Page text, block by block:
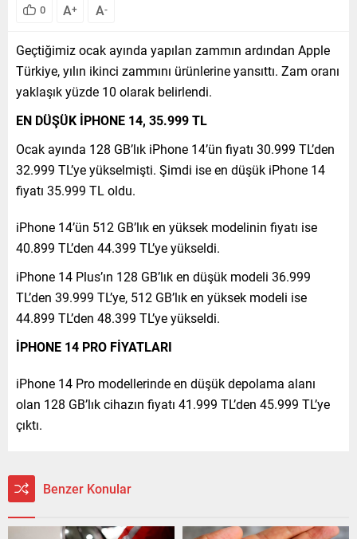
0 A+ A-
Geçtiğimiz ocak ayında yapılan zammın ardından Apple
Türkiye, yılın ikinci zammını ürünlerine yansıttı. Zam oranı
yaklaşık yüzde 10 olarak belirlendi.
EN DÜŞÜK İPHONE 14, 35.999 TL
Ocak ayında 128 GB’lık iPhone 14’ün fiyatı 30.999 TL’den
32.999 TL’ye yükselmişti. Şimdi ise en düşük iPhone 14
fiyatı 35.999 TL oldu.
iPhone 14’ün 512 GB’lık en yüksek modelinin fiyatı ise
40.899 TL’den 44.399 TL’ye yükseldi.
iPhone 14 Plus’ın 128 GB’lık en düşük modeli 36.999
TL’den 39.999 TL’ye, 512 GB’lık en yüksek modeli ise
44.899 TL’den 48.399 TL’ye yükseldi.
İPHONE 14 PRO FİYATLARI
iPhone 14 Pro modellerinde en düşük depolama alanı
olan 128 GB’lık cihazın fiyatı 41.999 TL’den 45.999 TL’ye
çıktı.
Benzer Konular